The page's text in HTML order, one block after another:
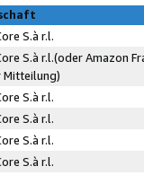
S.à r.l.
S.à r.l.(oder Amazon
Mitteilung)
S.à r.l.
S.à r.l.
S.à r.l.
S.à r.l.